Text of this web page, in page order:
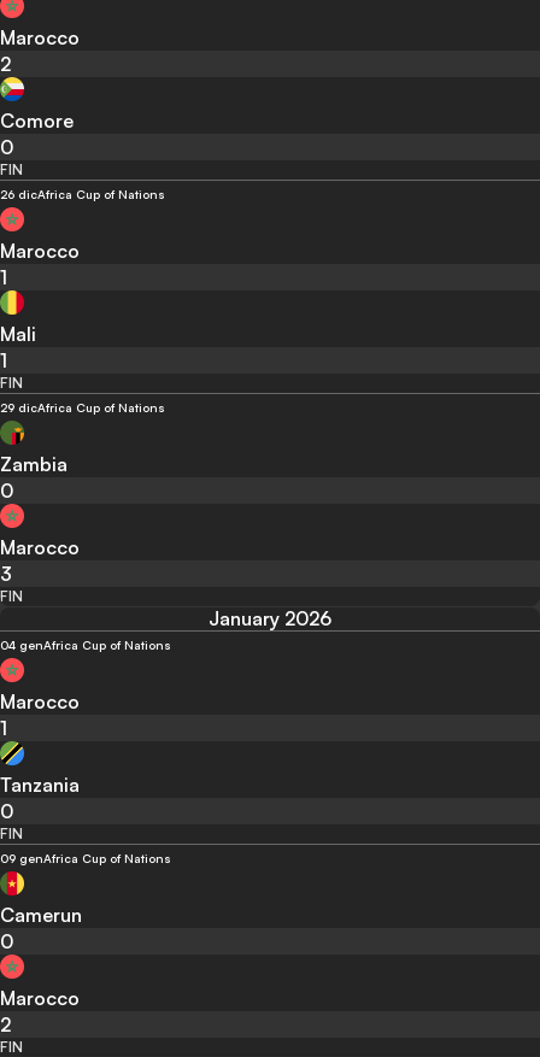
Marocco
2
Comore
0
FIN
26 dicAfrica Cup of Nations
Marocco
1
Mali
1
FIN
29 dicAfrica Cup of Nations
Zambia
0
Marocco
3
FIN
January 2026
04 genAfrica Cup of Nations
Marocco
1
Tanzania
0
FIN
09 genAfrica Cup of Nations
Camerun
0
Marocco
2
FIN